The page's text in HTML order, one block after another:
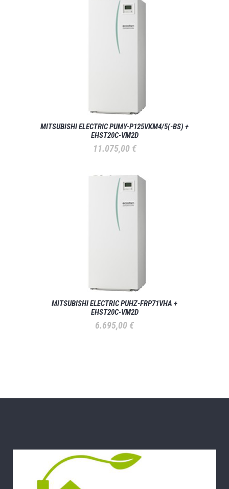
MITSUBISHI ELECTRIC PUMY-P125VKM4/5(-BS) +
EHST20C-VM2D
11.075,00 €
MITSUBISHI ELECTRIC PUHZ-FRP71VHA +
EHST20C-VM2D
6.695,00 €